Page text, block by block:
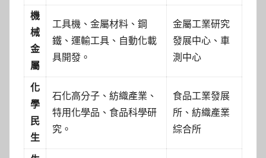
機
械
金
屬
工具機、金屬材料、鋼
鐵、運輸工具、自動化載
具開發。
金屬工業研究
發展中心、車
測中心
化
學
民
生
石化高分子、紡織產業、
特用化學品、食品科學研
究。
食品工業發展
所、紡織產業
綜合所